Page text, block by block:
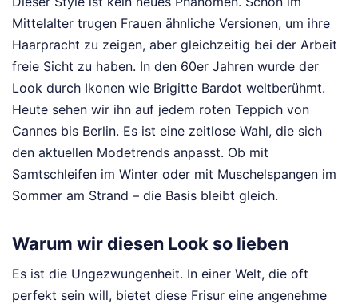
Mittelalter trugen Frauen ähnliche Versionen, um ihre
Haarpracht zu zeigen, aber gleichzeitig bei der Arbeit
freie Sicht zu haben. In den 60er Jahren wurde der
Look durch Ikonen wie Brigitte Bardot weltberühmt.
Heute sehen wir ihn auf jedem roten Teppich von
Cannes bis Berlin. Es ist eine zeitlose Wahl, die sich
den aktuellen Modetrends anpasst. Ob mit
Samtschleifen im Winter oder mit Muschelspangen im
Sommer am Strand – die Basis bleibt gleich.
Warum wir diesen Look so lieben
Es ist die Ungezwungenheit. In einer Welt, die oft
perfekt sein will, bietet diese Frisur eine angenehme